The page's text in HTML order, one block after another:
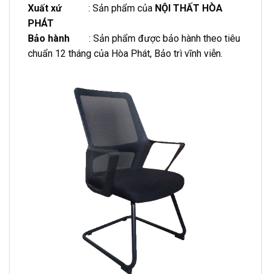
Xuất xứ: Sản phẩm của NỘI THẤT HÒA
PHÁT
Bảo hành : Sản phẩm được bảo hành theo tiêu
chuẩn 12 tháng của Hòa Phát, Bảo trì vĩnh viễn.